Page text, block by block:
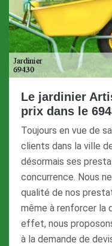
Le jardinier
prix dans le
Toujours en vue de
clients dans la ville
désormais ses
concurrence. Nous
qualité de nos
même à renforcer la
effet, nous
à la demande de